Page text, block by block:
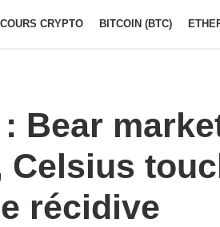
COURS CRYPTO BITCOIN (BTC)
Bear
Celsius
récidive